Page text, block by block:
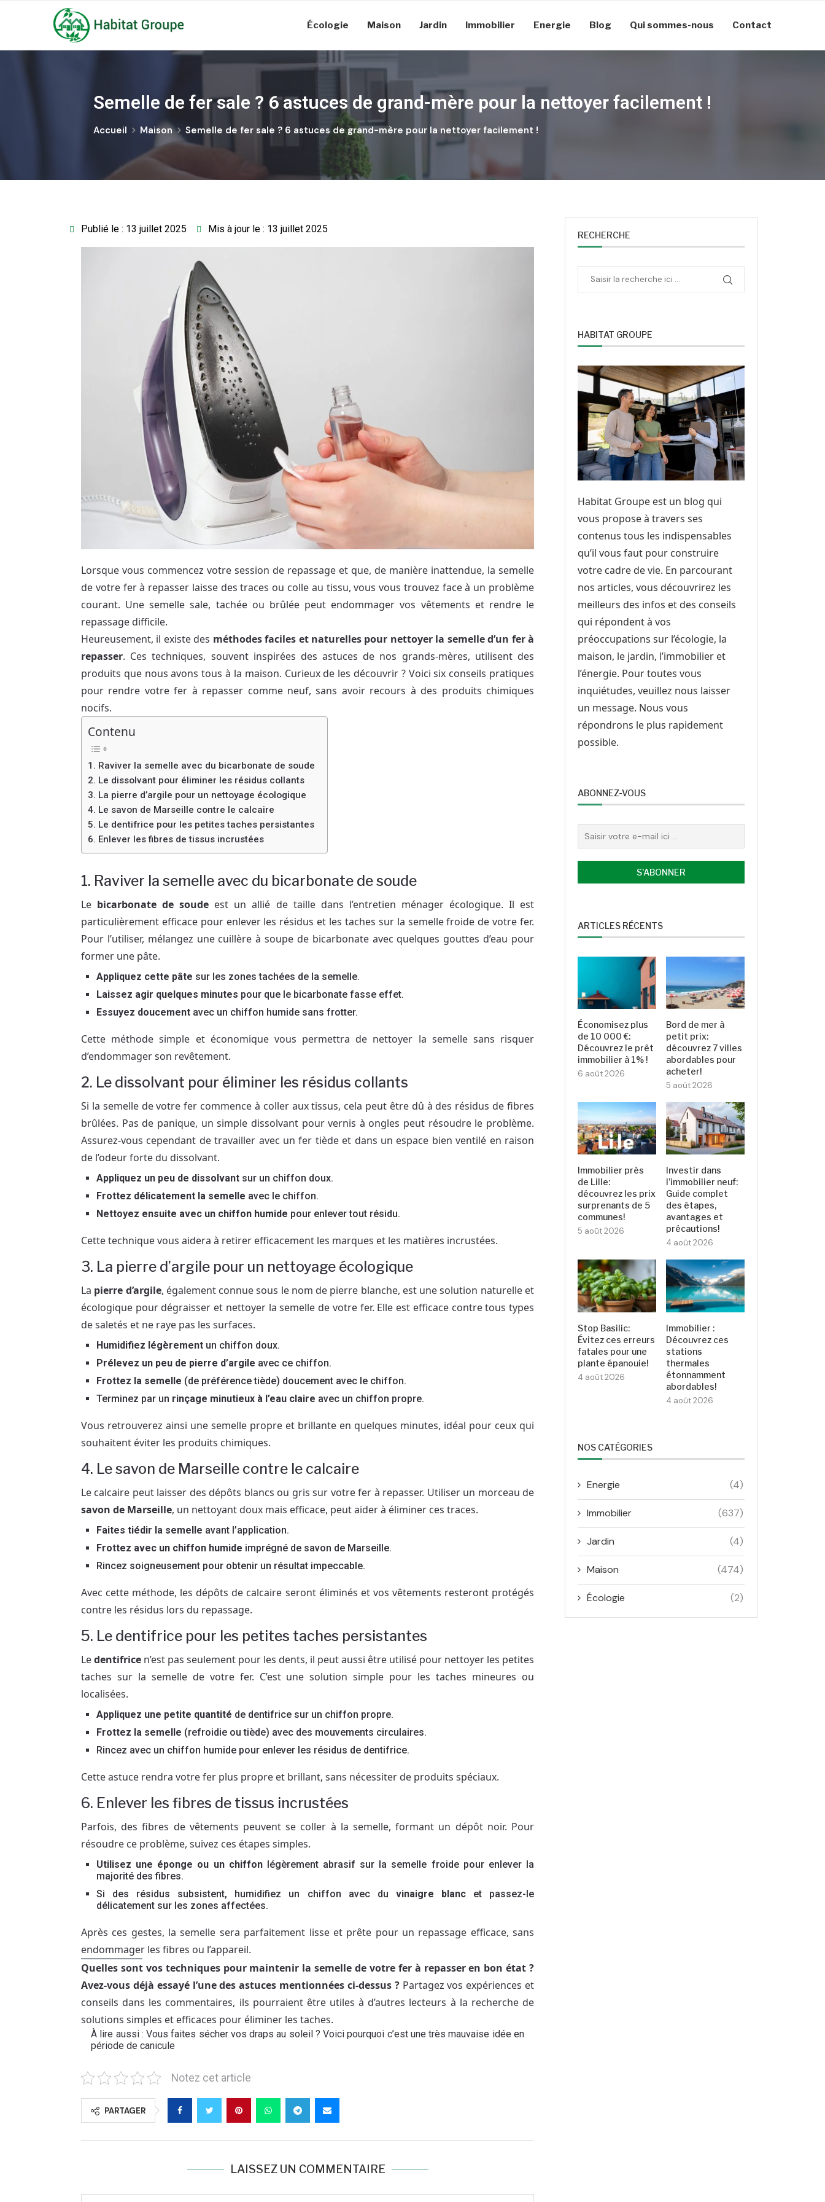
Écologie Maison Jardin Immobilier Energie Blog Qui sommes-nous Contact
Semelle de fer sale ? 6 astuces de grand-mère pour la nettoyer facilement !
Accueil Maison Semelle de fer sale ? 6 astuces de grand-mère pour la nettoyer facilement !
Publié le : 13 juillet 2025 Mis à jour le : 13 juillet 2025
Lorsque vous commencez votre session de repassage et que, de manière inattendue, la semelle
de votre fer à repasser laisse des traces ou colle au tissu, vous vous trouvez face à un problème
courant. Une semelle sale, tachée ou brûlée peut endommager vos vêtements et rendre le
repassage difficile.
Heureusement, il existe des méthodes faciles et naturelles pour nettoyer la semelle d’un fer à
repasser. Ces techniques, souvent inspirées des astuces de nos grands-mères, utilisent des
produits que nous avons tous à la maison. Curieux de les découvrir ? Voici six conseils pratiques
pour rendre votre fer à repasser comme neuf, sans avoir recours à des produits chimiques
nocifs.
Contenu
1. Raviver la semelle avec du bicarbonate de soude
2. Le dissolvant pour éliminer les résidus collants
3. La pierre d’argile pour un nettoyage écologique
4. Le savon de Marseille contre le calcaire
5. Le dentifrice pour les petites taches persistantes
6. Enlever les fibres de tissus incrustées
1. Raviver la semelle avec du bicarbonate de soude
Le bicarbonate de soude est un allié de taille dans l’entretien ménager écologique. Il est
particulièrement efficace pour enlever les résidus et les taches sur la semelle froide de votre fer.
Pour l’utiliser, mélangez une cuillère à soupe de bicarbonate avec quelques gouttes d’eau pour
former une pâte.
Appliquez cette pâte sur les zones tachées de la semelle.
Laissez agir quelques minutes pour que le bicarbonate fasse effet.
Essuyez doucement avec un chiffon humide sans frotter.
Cette méthode simple et économique vous permettra de nettoyer la semelle sans risquer
d’endommager son revêtement.
2. Le dissolvant pour éliminer les résidus collants
Si la semelle de votre fer commence à coller aux tissus, cela peut être dû à des résidus de fibres
brûlées. Pas de panique, un simple dissolvant pour vernis à ongles peut résoudre le problème.
Assurez-vous cependant de travailler avec un fer tiède et dans un espace bien ventilé en raison
de l’odeur forte du dissolvant.
Appliquez un peu de dissolvant sur un chiffon doux.
Frottez délicatement la semelle avec le chiffon.
Nettoyez ensuite avec un chiffon humide pour enlever tout résidu.
Cette technique vous aidera à retirer efficacement les marques et les matières incrustées.
3. La pierre d’argile pour un nettoyage écologique
La pierre d’argile, également connue sous le nom de pierre blanche, est une solution naturelle et
écologique pour dégraisser et nettoyer la semelle de votre fer. Elle est efficace contre tous types
de saletés et ne raye pas les surfaces.
Humidifiez légèrement un chiffon doux.
Prélevez un peu de pierre d’argile avec ce chiffon.
Frottez la semelle (de préférence tiède) doucement avec le chiffon.
Terminez par un rinçage minutieux à l’eau claire avec un chiffon propre.
Vous retrouverez ainsi une semelle propre et brillante en quelques minutes, idéal pour ceux qui
souhaitent éviter les produits chimiques.
4. Le savon de Marseille contre le calcaire
Le calcaire peut laisser des dépôts blancs ou gris sur votre fer à repasser. Utiliser un morceau de
savon de Marseille, un nettoyant doux mais efficace, peut aider à éliminer ces traces.
Faites tiédir la semelle avant l’application.
Frottez avec un chiffon humide imprégné de savon de Marseille.
Rincez soigneusement pour obtenir un résultat impeccable.
Avec cette méthode, les dépôts de calcaire seront éliminés et vos vêtements resteront protégés
contre les résidus lors du repassage.
5. Le dentifrice pour les petites taches persistantes
Ledentifrice n’est pas seulement pour les dents, il peut aussi être utilisé pour nettoyer les petites
taches sur la semelle de votre fer. C’est une solution simple pour les taches mineures ou
localisées.
Appliquez une petite quantité de dentifrice sur un chiffon propre.
Frottez la semelle (refroidie ou tiède) avec des mouvements circulaires.
Rincez avec un chiffon humide pour enlever les résidus de dentifrice.
Cette astuce rendra votre fer plus propre et brillant, sans nécessiter de produits spéciaux.
6. Enlever les fibres de tissus incrustées
Parfois, des fibres de vêtements peuvent se coller à la semelle, formant un dépôt noir. Pour
résoudre ce problème, suivez ces étapes simples.
Utilisez une éponge ou un chiffonlégèrement abrasif sur la semelle froide pour enlever la
majorité des fibres.
Si des résidus subsistent, humidifiez un chiffon avec du vinaigre blancet passez-le
délicatement sur les zones affectées.
Après ces gestes, la semelle sera parfaitement lisse et prête pour un repassage efficace, sans
endommager les fibres ou l’appareil.
Quelles sont vos techniques pour maintenir la semelle de votre fer à repasser en bon état ?
Avez-vous déjà essayé l’une des astuces mentionnées ci-dessus ?Partagez vos expériences et
conseils dans les commentaires, ils pourraient être utiles à d’autres lecteurs à la recherche de
solutions simples et efficaces pour éliminer les taches.
À lire aussi : Vous faites sécher vos draps au soleil ? Voici pourquoi c’est une très mauvaise idée en
période de canicule
Notez cet article
PARTAGER
LAISSEZ UN COMMENTAIRE
RECHERCHE
HABITAT GROUPE
Habitat Groupe est un blog qui
vous propose à travers ses
contenus tous les indispensables
qu’il vous faut pour construire
votre cadre de vie. En parcourant
nos articles, vous découvrirez les
meilleurs des infos et des conseils
qui répondent à vos
préoccupations sur l’écologie, la
maison, le jardin, l’immobilier et
l’énergie. Pour toutes vous
inquiétudes, veuillez nous laisser
un message. Nous vous
répondrons le plus rapidement
possible.
ABONNEZ-VOUS
ARTICLES RÉCENTS
Économisez plus
de 10 000 €:
Découvrez le prêt
immobilier à 1% !
6 août 2026
Bord de mer à
petit prix:
découvrez 7 villes
abordables pour
acheter!
5 août 2026
Immobilier près
de Lille:
découvrez les prix
surprenants de 5
communes!
5 août 2026
Investir dans
l’immobilier neuf:
Guide complet
des étapes,
avantages et
précautions!
4 août 2026
Stop Basilic:
Évitez ces erreurs
fatales pour une
plante épanouie!
4 août 2026
Immobilier :
Découvrez ces
stations
thermales
étonnamment
abordables!
4 août 2026
NOS CATÉGORIES
Energie (4)
Immobilier (637)
Jardin (4)
Maison (474)
Écologie (2)